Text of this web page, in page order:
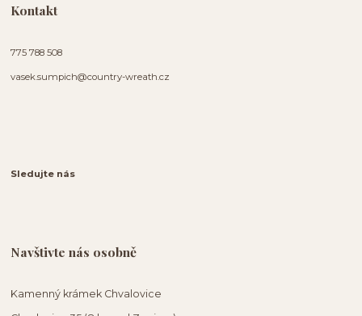
Kontakt
775 788 508
vasek.sumpich@country-wreath.cz
Sledujte nás
Navštivte nás osobně
Kamenný krámek Chvalovice